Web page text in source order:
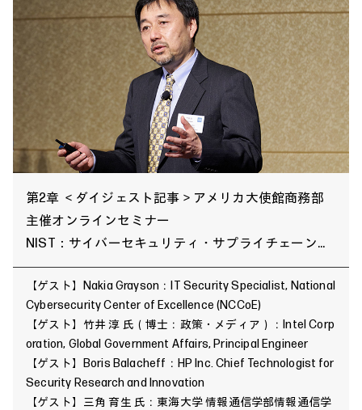
第2章 ＜ダイジェスト記事＞アメリカ大使館商務部
主催オンラインセミナー
NIST：サイバーセキュリティ・サプライチェーン・
リスク管理について
【ゲスト】Nakia Grayson：IT Security Specialist, National
Cybersecurity Center of Excellence (NCCoE)
【ゲスト】竹井 淳 氏（博士：政策・メディア）：Intel Corp
oration, Global Government Affairs, Principal Engineer
【ゲスト】Boris Balacheff：HP Inc. Chief Technologist for
Security Research and Innovation
【ゲスト】三角 育生 氏：東海大学 情報通信学部情報通信学